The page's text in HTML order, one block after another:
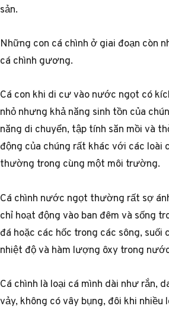
sản.
Những con cá chình ở giai đoạn còn
cá chình gương.
Cá con khi di cư vào nước ngọt có
nhỏ nhưng khả năng sinh tồn của
năng di chuyển, tập tính săn mồi và
động của chúng rất khác với các loài
thường trong cùng một môi trường.
Cá chình nước ngọt thường rất sợ
chỉ hoạt động vào ban đêm và sống
đá hoặc các hốc trong các sông, suối
nhiệt độ và hàm lượng ôxy trong
Cá chình là loại cá mình dài như rắn,
vảy, không có vây bụng, đôi khi nhiều